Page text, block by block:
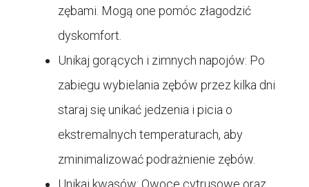
zębami. Mogą one pomóc złagodzić
dyskomfort.
Unikaj gorących i zimnych napojów: Po
zabiegu wybielania zębów przez kilka dni
staraj się unikać jedzenia i picia o
ekstremalnych temperaturach, aby
zminimalizować podrażnienie zębów.
Unikaj kwasów: Owoce cytrusowe oraz